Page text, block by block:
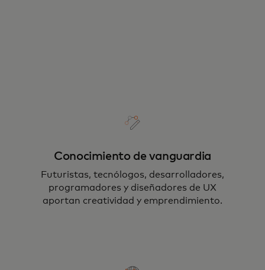
Conocimiento de vanguardia
Futuristas, tecnólogos, desarrolladores,
programadores y diseñadores de UX
aportan creatividad y emprendimiento.